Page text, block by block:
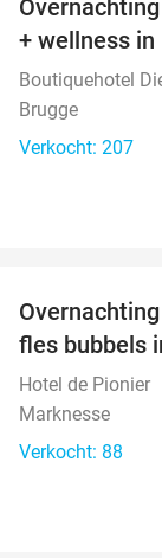
+ wellness in
Boutiquehotel
Brugge
Verkocht: 207
fles bubbels
Hotel de Pionier
Marknesse
Verkocht: 88